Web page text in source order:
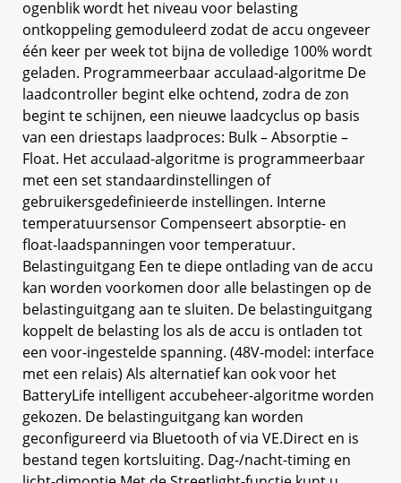
ogenblik wordt het niveau voor belasting
ontkoppeling gemoduleerd zodat de accu ongeveer
één keer per week tot bijna de volledige 100% wordt
geladen. Programmeerbaar acculaad-algoritme De
laadcontroller begint elke ochtend, zodra de zon
begint te schijnen, een nieuwe laadcyclus op basis
van een driestaps laadproces: Bulk – Absorptie –
Float. Het acculaad-algoritme is programmeerbaar
met een set standaardinstellingen of
gebruikersgedefinieerde instellingen. Interne
temperatuursensor Compenseert absorptie- en
float-laadspanningen voor temperatuur.
Belastinguitgang Een te diepe ontlading van de accu
kan worden voorkomen door alle belastingen op de
belastinguitgang aan te sluiten. De belastinguitgang
koppelt de belasting los als de accu is ontladen tot
een voor-ingestelde spanning. (48V-model: interface
met een relais) Als alternatief kan ook voor het
BatteryLife intelligent accubeheer-algoritme worden
gekozen. De belastinguitgang kan worden
geconfigureerd via Bluetooth of via VE.Direct en is
bestand tegen kortsluiting. Dag-/nacht-timing en